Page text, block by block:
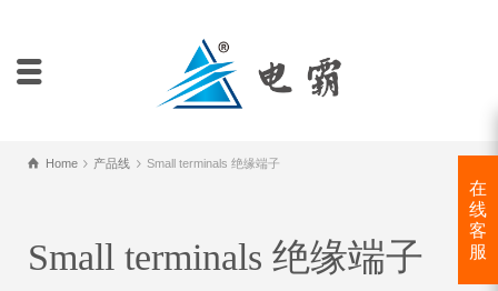
Home 产品线 Small terminals 绝缘端子
Small terminals 绝缘端子
在
线
客
服